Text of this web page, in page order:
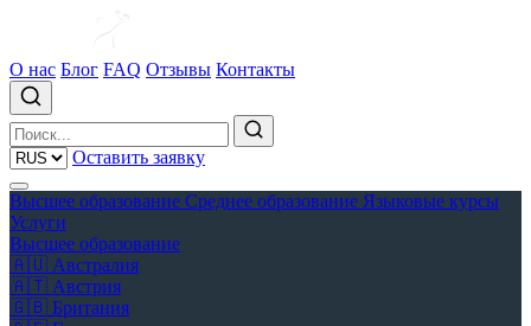
О нас Блог FAQ Отзывы Контакты
Оставить заявку
Высшее образование Среднее образование Языковые курсы
Услуги
Высшее образование
🇦🇺 Австралия
🇦🇹 Австрия
🇬🇧 Британия